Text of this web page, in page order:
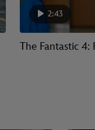
2:43
The Fantastic